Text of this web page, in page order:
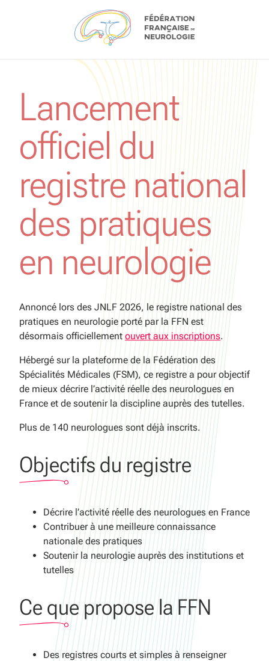
Lancement
officiel du
registre national
des pratiques
en neurologie
Annoncé lors des JNLF 2026, le registre national des
pratiques en neurologie porté par la FFN est
désormais officiellement ouvert aux inscriptions.
Hébergé sur la plateforme de la Fédération des
Spécialités Médicales (FSM), ce registre a pour objectif
de mieux décrire l’activité réelle des neurologues en
France et de soutenir la discipline auprès des tutelles.
Plus de 140 neurologues sont déjà inscrits.
Objectifs du registre
Décrire l’activité réelle des neurologues en France
Contribuer à une meilleure connaissance
nationale des pratiques
Soutenir la neurologie auprès des institutions et
tutelles
Ce que propose la FFN
Des registres courts et simples à renseigner